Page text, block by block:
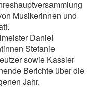
Musikerinnen und
Daniel
Stefanie
sowie Kassier
Berichte über die
Jahr.